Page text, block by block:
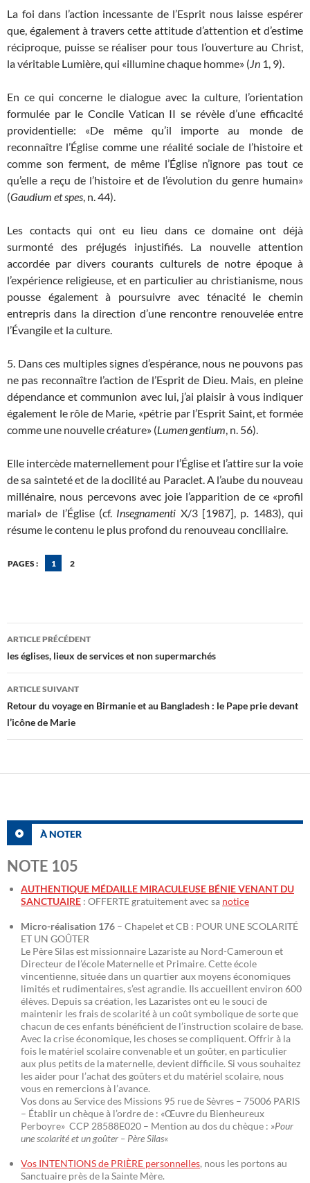
La foi dans l’action incessante de l’Esprit nous laisse espérer
que, également à travers cette attitude d’attention et d’estime
réciproque, puisse se réaliser pour tous l’ouverture au Christ,
la véritable Lumière, qui «illumine chaque homme» (Jn 1, 9).
En ce qui concerne le dialogue avec la culture, l’orientation
formulée par le Concile Vatican II se révèle d’une efficacité
providentielle: «De même qu’il importe au monde de
reconnaître l’Église comme une réalité sociale de l’histoire et
comme son ferment, de même l’Église n’ignore pas tout ce
qu’elle a reçu de l’histoire et de l’évolution du genre humain»
(Gaudium et spes, n. 44).
Les contacts qui ont eu lieu dans ce domaine ont déjà
surmonté des préjugés injustifiés. La nouvelle attention
accordée par divers courants culturels de notre époque à
l’expérience religieuse, et en particulier au christianisme, nous
pousse également à poursuivre avec ténacité le chemin
entrepris dans la direction d’une rencontre renouvelée entre
l’Évangile et la culture.
5. Dans ces multiples signes d’espérance, nous ne pouvons pas
ne pas reconnaître l’action de l’Esprit de Dieu. Mais, en pleine
dépendance et communion avec lui, j’ai plaisir à vous indiquer
également le rôle de Marie, «pétrie par l’Esprit Saint, et formée
comme une nouvelle créature» (Lumen gentium, n. 56).
Elle intercède maternellement pour l’Église et l’attire sur la voie
de sa sainteté et de la docilité au Paraclet. A l’aube du nouveau
millénaire, nous percevons avec joie l’apparition de ce «profil
marial» de l’Église (cf. Insegnamenti X/3 [1987], p. 1483), qui
résume le contenu le plus profond du renouveau conciliaire.
PAGES : 1 2
Navigation
des
articles
ARTICLE PRÉCÉDENT
les églises, lieux de services et non supermarchés
ARTICLE SUIVANT
Retour du voyage en Birmanie et au Bangladesh : le Pape prie devant
l’icône de Marie
À NOTER
NOTE 105
AUTHENTIQUE MÉDAILLE MIRACULEUSE BÉNIE VENANT DU
SANCTUAIRE : OFFERTE gratuitement avec sa notice
Micro-réalisation 176 – Chapelet et CB : POUR UNE SCOLARITÉ
ET UN GOÛTER
Le Père Silas est missionnaire Lazariste au Nord-Cameroun et
Directeur de l’école Maternelle et Primaire. Cette école
vincentienne, située dans un quartier aux moyens économiques
limités et rudimentaires, s’est agrandie. Ils accueillent environ 600
élèves. Depuis sa création, les Lazaristes ont eu le souci de
maintenir les frais de scolarité à un coût symbolique de sorte que
chacun de ces enfants bénéficient de l’instruction scolaire de base.
Avec la crise économique, les choses se compliquent. Offrir à la
fois le matériel scolaire convenable et un goûter, en particulier
aux plus petits de la maternelle, devient difficile. Si vous souhaitez
les aider pour l’achat des goûters et du matériel scolaire, nous
vous en remercions à l’avance.
Vos dons au Service des Missions 95 rue de Sèvres – 75006 PARIS
– Établir un chèque à l’ordre de : «Œuvre du Bienheureux
Perboyre» CCP 28588E020 – Mention au dos du chèque : »Pour
une scolarité et un goûter – Père Silas«
Vos INTENTIONS de PRIÈRE personnelles, nous les portons au
Sanctuaire près de la Sainte Mère.